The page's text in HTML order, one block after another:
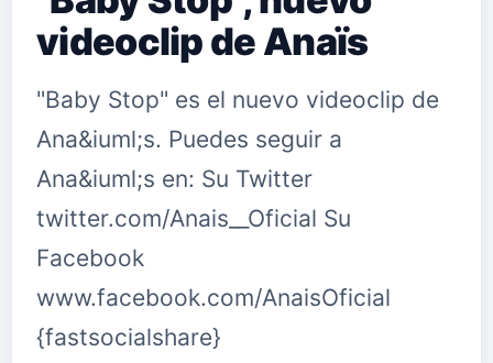
videoclip de Anaïs
"Baby Stop" es el nuevo videoclip de
Ana&iuml;s. Puedes seguir a
Ana&iuml;s en: Su Twitter
twitter.com/Anais__Oficial Su
Facebook
www.facebook.com/AnaisOficial
{fastsocialshare}